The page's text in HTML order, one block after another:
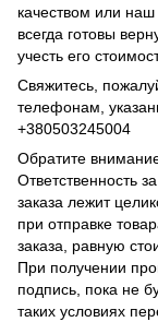
качеством или
всегда готовы
учесть его
Свяжитесь,
телефонам,
+380503245004
Обратите
Ответственность
заказа лежит
при отправке
заказа, равную
При получении
подпись, пока не
таких условиях